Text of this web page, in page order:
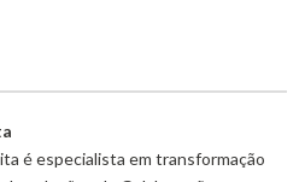
é especialista em transformação